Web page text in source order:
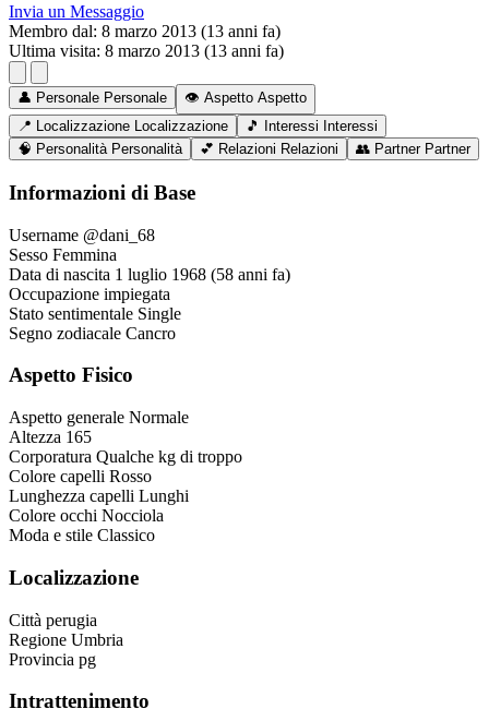
Invia un Messaggio
Membro dal: 8 marzo 2013 (13 anni fa)
Ultima visita: 8 marzo 2013 (13 anni fa)
👤 Personale Personale 👁️ Aspetto Aspetto
📍 Localizzazione Localizzazione 🎵 Interessi Interessi
🧠 Personalità Personalità 💕 Relazioni Relazioni 👥 Partner Partner
Informazioni di Base
Username @dani_68
Sesso Femmina
Data di nascita 1 luglio 1968 (58 anni fa)
Occupazione impiegata
Stato sentimentale Single
Segno zodiacale Cancro
Aspetto Fisico
Aspetto generale Normale
Altezza 165
Corporatura Qualche kg di troppo
Colore capelli Rosso
Lunghezza capelli Lunghi
Colore occhi Nocciola
Moda e stile Classico
Localizzazione
Città perugia
Regione Umbria
Provincia pg
Intrattenimento